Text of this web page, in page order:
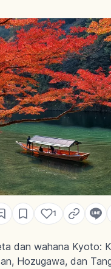
1
dan wahana Kyoto:
Hozugawa, dan